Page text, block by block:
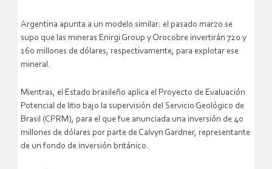
Argentina apunta a un modelo similar: el pasado marzo se
supo que las mineras Enirgi Group y Orocobre invertirán 720 y
160 millones de dólares, respectivamente, para explotar ese
mineral.
Mientras, el Estado brasileño aplica el Proyecto de Evaluación
Potencial de litio bajo la supervisión del Servicio Geológico de
Brasil (CPRM), para el que fue anunciada una inversión de 40
millones de dólares por parte de Calvyn Gardner, representante
de un fondo de inversión británico.